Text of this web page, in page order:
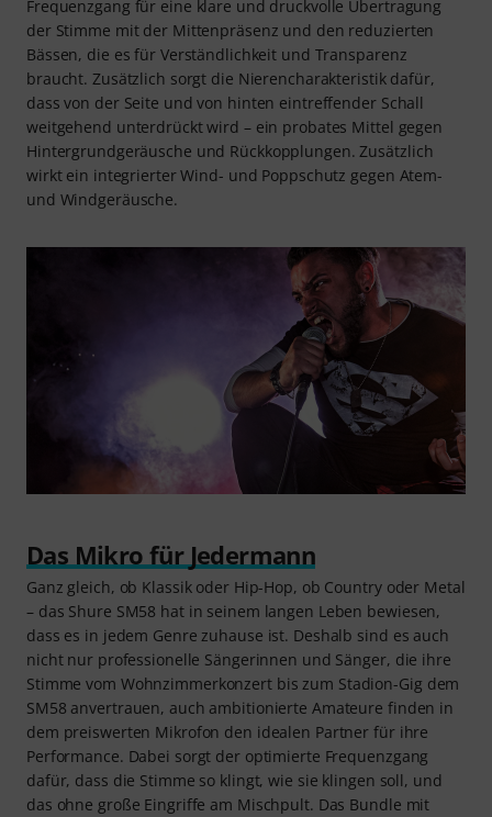
Frequenzgang für eine klare und druckvolle Übertragung
der Stimme mit der Mittenpräsenz und den reduzierten
Bässen, die es für Verständlichkeit und Transparenz
braucht. Zusätzlich sorgt die Nierencharakteristik dafür,
dass von der Seite und von hinten eintreffender Schall
weitgehend unterdrückt wird – ein probates Mittel gegen
Hintergrundgeräusche und Rückkopplungen. Zusätzlich
wirkt ein integrierter Wind- und Poppschutz gegen Atem-
und Windgeräusche.
Das Mikro für Jedermann
Ganz gleich, ob Klassik oder Hip-Hop, ob Country oder Metal
– das Shure SM58 hat in seinem langen Leben bewiesen,
dass es in jedem Genre zuhause ist. Deshalb sind es auch
nicht nur professionelle Sängerinnen und Sänger, die ihre
Stimme vom Wohnzimmerkonzert bis zum Stadion-Gig dem
SM58 anvertrauen, auch ambitionierte Amateure finden in
dem preiswerten Mikrofon den idealen Partner für ihre
Performance. Dabei sorgt der optimierte Frequenzgang
dafür, dass die Stimme so klingt, wie sie klingen soll, und
das ohne große Eingriffe am Mischpult. Das Bundle mit